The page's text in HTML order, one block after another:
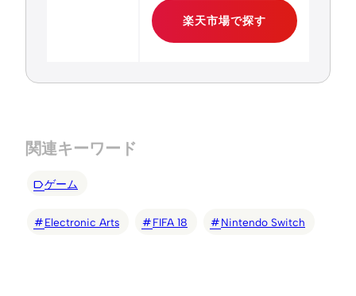
楽天市場で探す
関連キーワード
ゲーム
Electronic Arts FIFA 18 Nintendo Switch